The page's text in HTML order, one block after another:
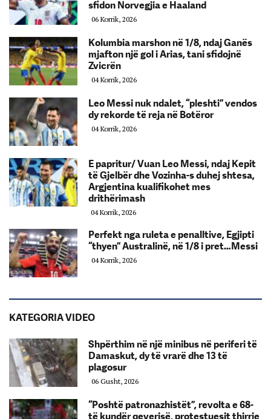
sfidon Norvegjia e Haaland
06 Korrik, 2026
Kolumbia marshon në 1/8, ndaj Ganës
mjafton një gol i Arias, tani sfidojnë
Zvicrën
04 Korrik, 2026
Leo Messi nuk ndalet, “pleshti” vendos
dy rekorde të reja në Botëror
04 Korrik, 2026
E papritur/ Vuan Leo Messi, ndaj Kepit
të Gjelbër dhe Vozinha-s duhej shtesa,
Argjentina kualifikohet mes
drithërimash
04 Korrik, 2026
Perfekt nga ruleta e penalltive, Egjipti
“thyen” Australinë, në 1/8 i pret…Messi
04 Korrik, 2026
KATEGORIA VIDEO
Shpërthim në një minibus në periferi të
Damaskut, dy të vrarë dhe 13 të
plagosur
06 Gusht, 2026
“Poshtë patronazhistët”, revolta e 68-
të kundër qeverisë, protestuesit thirrje